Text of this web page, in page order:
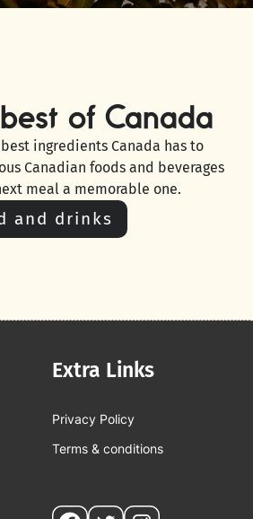
of Canada
ingredients Canada has to
Canadian foods and beverages
meal a memorable one.
and drinks
Extra Links
Privacy Policy
Terms & conditions